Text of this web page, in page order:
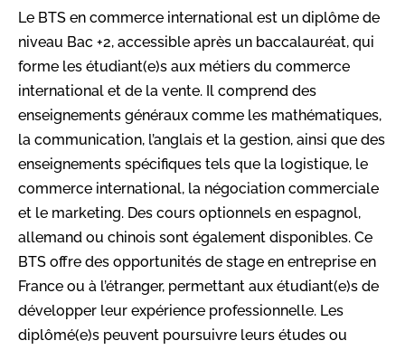
Le BTS en commerce international est un diplôme de
niveau Bac +2, accessible après un baccalauréat, qui
forme les étudiant(e)s aux métiers du commerce
international et de la vente. Il comprend des
enseignements généraux comme les mathématiques,
la communication, l’anglais et la gestion, ainsi que des
enseignements spécifiques tels que la logistique, le
commerce international, la négociation commerciale
et le marketing. Des cours optionnels en espagnol,
allemand ou chinois sont également disponibles. Ce
BTS offre des opportunités de stage en entreprise en
France ou à l’étranger, permettant aux étudiant(e)s de
développer leur expérience professionnelle. Les
diplômé(e)s peuvent poursuivre leurs études ou